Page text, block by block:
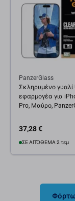
PanzerGlass
Σκληρυμένο γυαλί
εφαρμογέα για
Pro, Μαύρο,
37,28 €
ΣΕ ΑΠΌΘΕΜΑ 2 τεμ